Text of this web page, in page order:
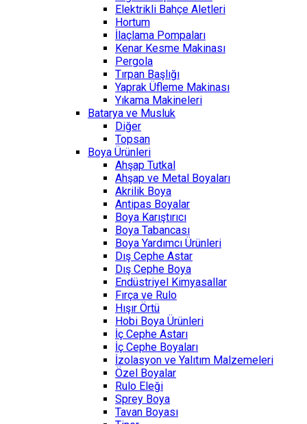
Elektrikli Bahçe Aletleri
Hortum
İlaçlama Pompaları
Kenar Kesme Makinası
Pergola
Tırpan Başlığı
Yaprak Üfleme Makinası
Yıkama Makineleri
Batarya ve Musluk
Diğer
Topsan
Boya Ürünleri
Ahşap Tutkal
Ahşap ve Metal Boyaları
Akrilik Boya
Antipas Boyalar
Boya Karıştırıcı
Boya Tabancası
Boya Yardımcı Ürünleri
Dış Cephe Astar
Dış Cephe Boya
Endüstriyel Kimyasallar
Fırça ve Rulo
Hışır Örtü
Hobi Boya Ürünleri
İç Cephe Astarı
İç Cephe Boyaları
İzolasyon ve Yalıtım Malzemeleri
Özel Boyalar
Rulo Eleği
Sprey Boya
Tavan Boyası